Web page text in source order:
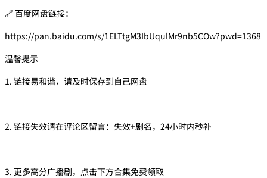
🔗 百度网盘链接：
https://pan.baidu.com/s/1ELTtgM3IbUqulMr9nb5COw?pwd=1368
温馨提示
1. 链接易和谐，请及时保存到自己网盘
2. 链接失效请在评论区留言：失效+剧名，24小时内秒补
3. 更多高分广播剧，点击下方合集免费领取